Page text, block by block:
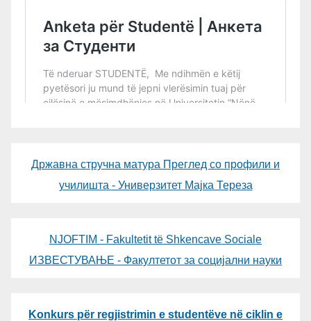
Државна стручна матура Преглед со профили и
училишта - Универзитет Мајка Тереза
NJOFTIM - Fakultetit të Shkencave Sociale
ИЗВЕСТУВАЊЕ - Факултетот за социјални науки
Konkurs për regjistrimin e studentëve në ciklin e